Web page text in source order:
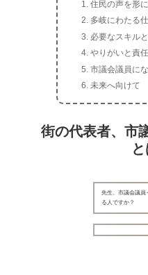
住民の声を形
多岐にわたる
必要なスキル
やりがいと責任
市議会議員に
未来へ向けて
街の代表者、市
先生、市議会議員
る人ですか？